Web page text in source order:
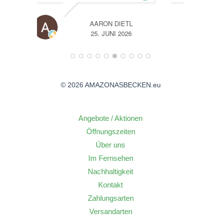
A
14. JUNI 2026
© 2026 AMAZONASBECKEN.eu
Angebote / Aktionen
Öffnungszeiten
Über uns
Im Fernsehen
Nachhaltigkeit
Kontakt
Zahlungsarten
Versandarten